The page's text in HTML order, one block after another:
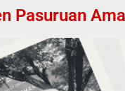
Pasuruan